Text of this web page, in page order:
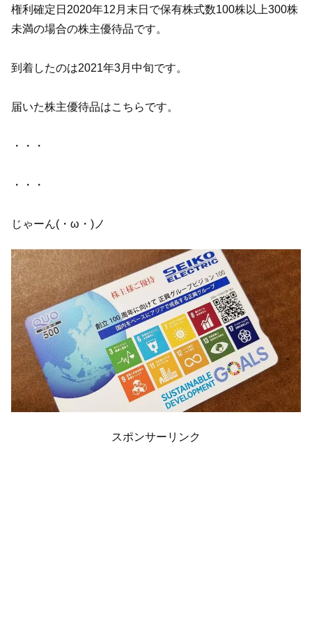
権利確定日2020年12月末日で保有株式数100株以上300株
未満の場合の株主優待品です。
到着したのは2021年3月中旬です。
届いた株主優待品はこちらです。
・・・
・・・
じゃーん(・ω・)ノ
スポンサーリンク